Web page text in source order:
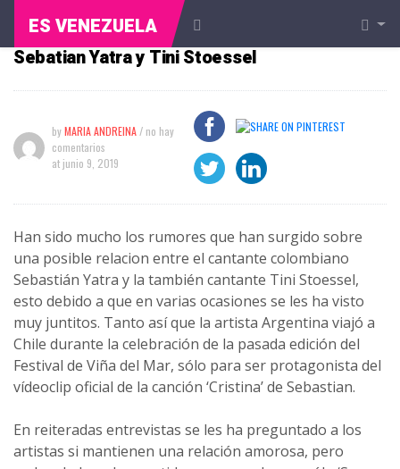
ES VENEZUELA
Fotografías confirman relación entre
Sebatian Yatra y Tini Stoessel
byMARIA ANDREINA / no hay
comentarios
at junio 9, 2019
Han sido mucho los rumores que han surgido sobre
una posible relacion entre el cantante colombiano
Sebastián Yatra y la también cantante Tini Stoessel,
esto debido a que en varias ocasiones se les ha visto
muy juntitos. Tanto así que la artista Argentina viajó a
Chile durante la celebración de la pasada edición del
Festival de Viña del Mar, sólo para ser protagonista del
vídeoclip oficial de la canción ‘Cristina’ de Sebastian.
En reiteradas entrevistas se les ha preguntado a los
artistas si mantienen una relación amorosa, pero